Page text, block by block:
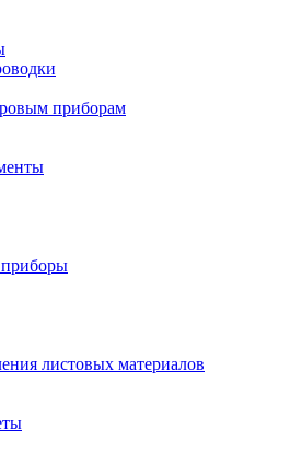
приборам
листовых материалов